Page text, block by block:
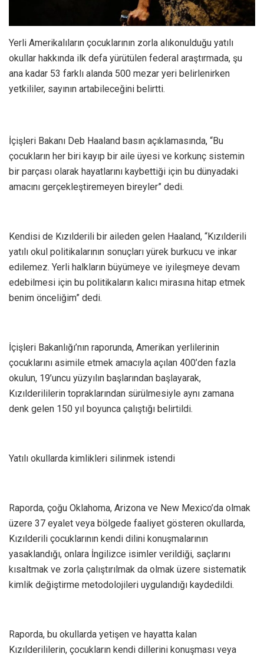
Yerli Amerikalıların çocuklarının zorla alıkonulduğu yatılı
okullar hakkında ilk defa yürütülen federal araştırmada, şu
ana kadar 53 farklı alanda 500 mezar yeri belirlenirken
yetkililer, sayının artabileceğini belirtti.
İçişleri Bakanı Deb Haaland basın açıklamasında, “Bu
çocukların her biri kayıp bir aile üyesi ve korkunç sistemin
bir parçası olarak hayatlarını kaybettiği için bu dünyadaki
amacını gerçekleştiremeyen bireyler” dedi.
Kendisi de Kızılderili bir aileden gelen Haaland, “Kızılderili
yatılı okul politikalarının sonuçları yürek burkucu ve inkar
edilemez. Yerli halkların büyümeye ve iyileşmeye devam
edebilmesi için bu politikaların kalıcı mirasına hitap etmek
benim önceliğim” dedi.
İçişleri Bakanlığı’nın raporunda, Amerikan yerlilerinin
çocuklarını asimile etmek amacıyla açılan 400’den fazla
okulun, 19’uncu yüzyılın başlarından başlayarak,
Kızılderililerin topraklarından sürülmesiyle aynı zamana
denk gelen 150 yıl boyunca çalıştığı belirtildi.
Yatılı okullarda kimlikleri silinmek istendi
Raporda, çoğu Oklahoma, Arizona ve New Mexico’da olmak
üzere 37 eyalet veya bölgede faaliyet gösteren okullarda,
Kızılderili çocuklarının kendi dilini konuşmalarının
yasaklandığı, onlara İngilizce isimler verildiği, saçlarını
kısaltmak ve zorla çalıştırılmak da olmak üzere sistematik
kimlik değiştirme metodolojileri uygulandığı kaydedildi.
Raporda, bu okullarda yetişen ve hayatta kalan
Kızılderililerin, çocukların kendi dillerini konuşması veya